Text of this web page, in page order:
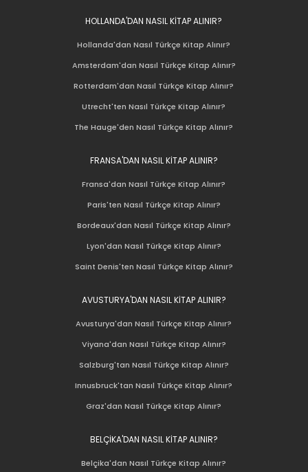
HOLLANDA'DAN NASIL KİTAP ALINIR?
Hollanda'dan Nasıl Türkçe Kitap Alınır?
Amsterdam'dan Nasıl Türkçe Kitap Alınır?
Rotterdam'dan Nasıl Türkçe Kitap Alınır?
Utrecht'ten Nasıl Türkçe Kitap Alınır?
The Hauge'den Nasıl Türkçe Kitap Alınır?
FRANSA'DAN NASIL KİTAP ALINIR?
Fransa'dan Nasıl Türkçe Kitap Alınır?
Paris'ten Nasıl Türkçe Kitap Alınır?
Bordeaux'dan Nasıl Türkçe Kitap Alınır?
Lyon'dan Nasıl Türkçe Kitap Alınır?
Saint Denis'ten Nasıl Türkçe Kitap Alınır?
AVUSTURYA'DAN NASIL KİTAP ALINIR?
Avusturya'dan Nasıl Türkçe Kitap Alınır?
Viyana'dan Nasıl Türkçe Kitap Alınır?
Salzburg'tan Nasıl Türkçe Kitap Alınır?
Innusbruck'tan Nasıl Türkçe Kitap Alınır?
Graz'dan Nasıl Türkçe Kitap Alınır?
BELÇİKA'DAN NASIL KİTAP ALINIR?
Belçika'dan Nasıl Türkçe Kitap Alınır?